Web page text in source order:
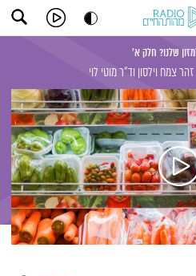
שלנו? חלק א'
זהר צמח וילסון וד"ר מוטי לוי